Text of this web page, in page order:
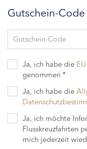
Gutschein-Code
Gutschein-Code
Ja, ich habe die
genommen *
Ja, ich habe die
Ja, ich möchte
Flusskreuzfahrten
mich jederzeit